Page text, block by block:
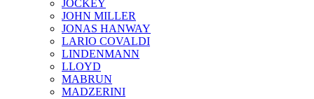
JOCKEY
JOHN MILLER
JONAS HANWAY
LARIO COVALDI
LINDENMANN
LLOYD
MABRUN
MADZERINI